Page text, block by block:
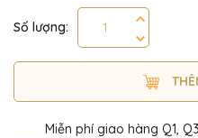
Số lượng:
Miễn phí giao hàng Q1,